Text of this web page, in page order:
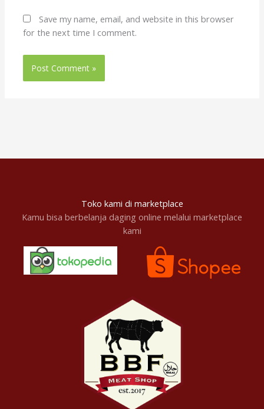
Save my name, email, and website in this browser
for the next time I comment.
Toko kami di marketplace
Kamu bisa berbelanja daging online melalui marketplace
kami